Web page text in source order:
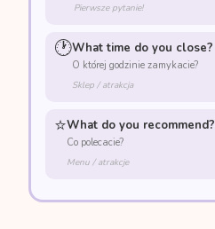
Pierwsze pytanie!
🕐What time do you close?
O której godzinie zamykacie?
Sklep / atrakcja
⭐What do you recommend?
Co polecacie?
Menu / atrakcje